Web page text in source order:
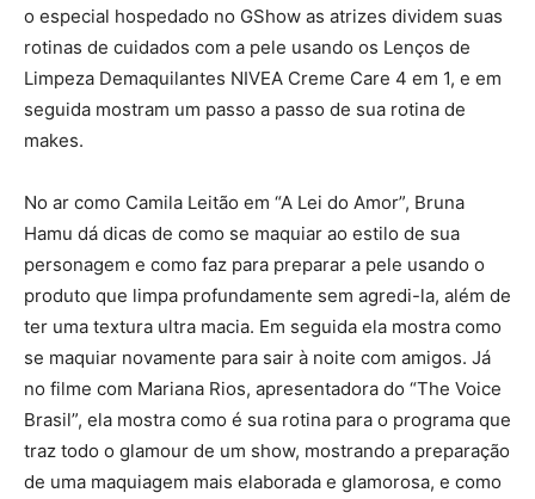
o especial hospedado no GShow as atrizes dividem suas
rotinas de cuidados com a pele usando os Lenços de
Limpeza Demaquilantes NIVEA Creme Care 4 em 1, e em
seguida mostram um passo a passo de sua rotina de
makes.
No ar como Camila Leitão em “A Lei do Amor”, Bruna
Hamu dá dicas de como se maquiar ao estilo de sua
personagem e como faz para preparar a pele usando o
produto que limpa profundamente sem agredi-la, além de
ter uma textura ultra macia. Em seguida ela mostra como
se maquiar novamente para sair à noite com amigos. Já
no filme com Mariana Rios, apresentadora do “The Voice
Brasil”, ela mostra como é sua rotina para o programa que
traz todo o glamour de um show, mostrando a preparação
de uma maquiagem mais elaborada e glamorosa, e como